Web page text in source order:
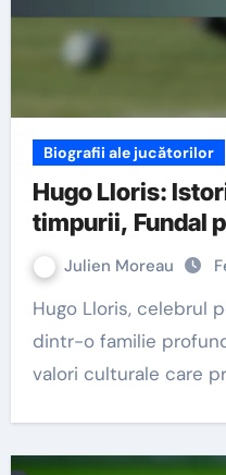
Biografii ale jucătorilor
Hugo Lloris:
timpurii, Fundal
Julien Moreau
Hugo Lloris, celebrul portar francez, provine
dintr-o familie
valori culturale care